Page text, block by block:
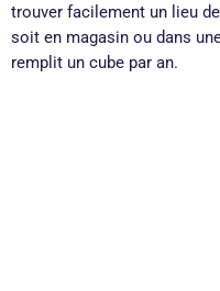
trouver facilement un lieu
soit en magasin ou dans
remplit un cube par an.